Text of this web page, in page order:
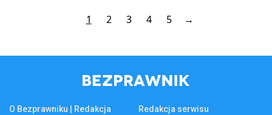
1 2 3 4 5 →
O Bezprawniku | Redakcja
Redakcja serwisu